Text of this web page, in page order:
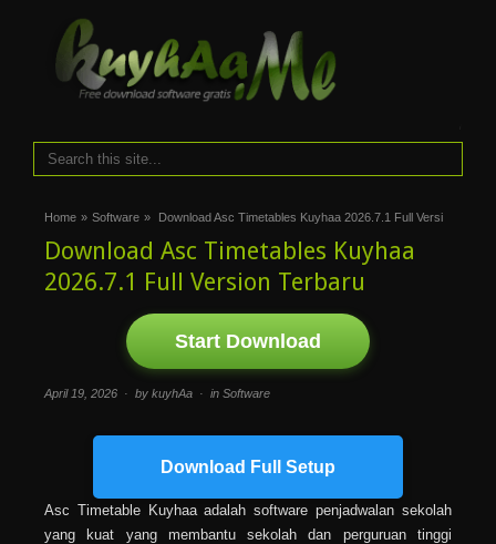
Home » Software » Download Asc Timetables Kuyhaa 2026.7.1 Full Versi
Download Asc Timetables Kuyhaa
2026.7.1 Full Version Terbaru
Start Download
April 19, 2026 · by kuyhAa · in Software
Download Full Setup
Asc Timetable Kuyhaa adalah software penjadwalan sekolah
yang kuat yang membantu sekolah dan perguruan tinggi